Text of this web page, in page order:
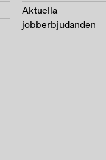
Aktuella
jobberbjudanden